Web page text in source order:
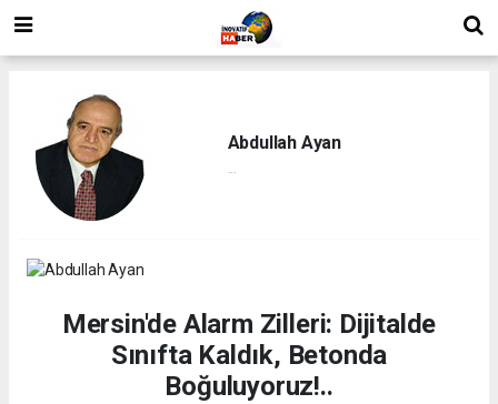
Abdullah Ayan
...
Mersin'de Alarm Zilleri: Dijitalde
Sınıfta Kaldık, Betonda
Boğuluyoruz!..